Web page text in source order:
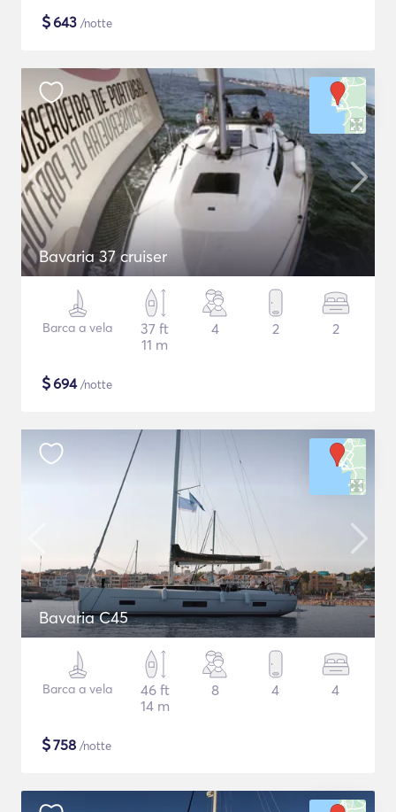
$643 /notte
Bavaria 37 cruiser
Barca a vela
37 ft
11 m
4 2 2
$694/notte
Bavaria C45
Barca a vela
46 ft
14 m
8 4 4
$758 /notte